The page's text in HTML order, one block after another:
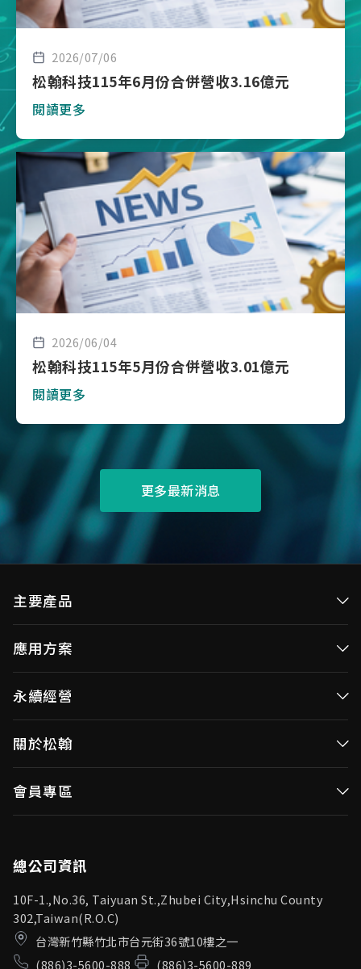
2026/07/06
松翰科技115年6月份合併營收3.16億元
閱讀更多
2026/06/04
松翰科技115年5月份合併營收3.01億元
閱讀更多
更多最新消息
主要產品
視訊/影像控制器
無線視頻傳輸
OID產品(Optical ID)
應用方案
視訊／影像控制器
無線視頻傳輸
永續經營
投資人專區
利害關係人
關於松翰
會員專區
總公司資訊
10F-1.,No.36, Taiyuan St.,Zhubei City,Hsinchu County
302,Taiwan(R.O.C)
台灣新竹縣竹北市台元街36號10樓之一
(886)3-5600-888
(886)3-5600-889